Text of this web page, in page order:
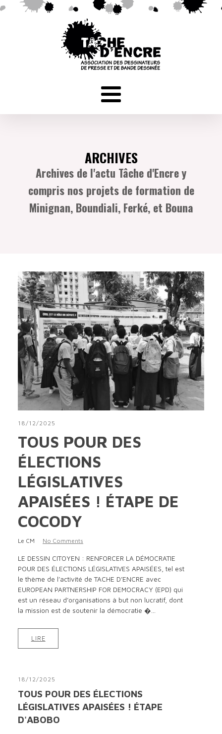
ARCHIVES
Archives de l'actu Tâche d'Encre y
compris nos projets de formation de
Minignan, Boundiali, Ferké, et Bouna
18/12/2025
TOUS POUR DES
ÉLECTIONS
LÉGISLATIVES
APAISÉES ! ÉTAPE DE
COCODY
Le CM No Comments
LE DESSIN CITOYEN : RENFORCER LA DÉMOCRATIE
POUR DES ÉLECTIONS LÉGISLATIVES APAISÉES, tel est
le thème de l’activité de TACHE D’ENCRE avec
EUROPEAN PARTNERSHIP FOR DEMOCRACY (EPD) qui
est un réseau d’organisations à but non lucratif, dont
la mission est de soutenir la démocratie �...
LIRE
18/12/2025
TOUS POUR DES ÉLECTIONS
LÉGISLATIVES APAISÉES ! ÉTAPE
D'ABOBO